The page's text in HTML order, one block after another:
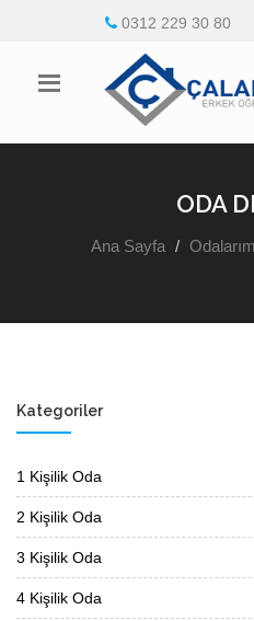
0312 229 30 80
ODA
Ana Sayfa
Kategoriler
1 Kişilik Oda
2 Kişilik Oda
3 Kişilik Oda
4 Kişilik Oda